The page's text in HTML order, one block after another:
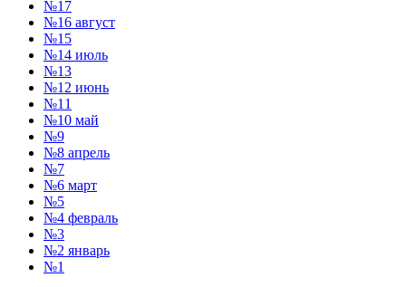
№17
№16 август
№15
№14 июль
№13
№12 июнь
№11
№10 май
№9
№8 апрель
№7
№6 март
№5
№4 февраль
№3
№2 январь
№1